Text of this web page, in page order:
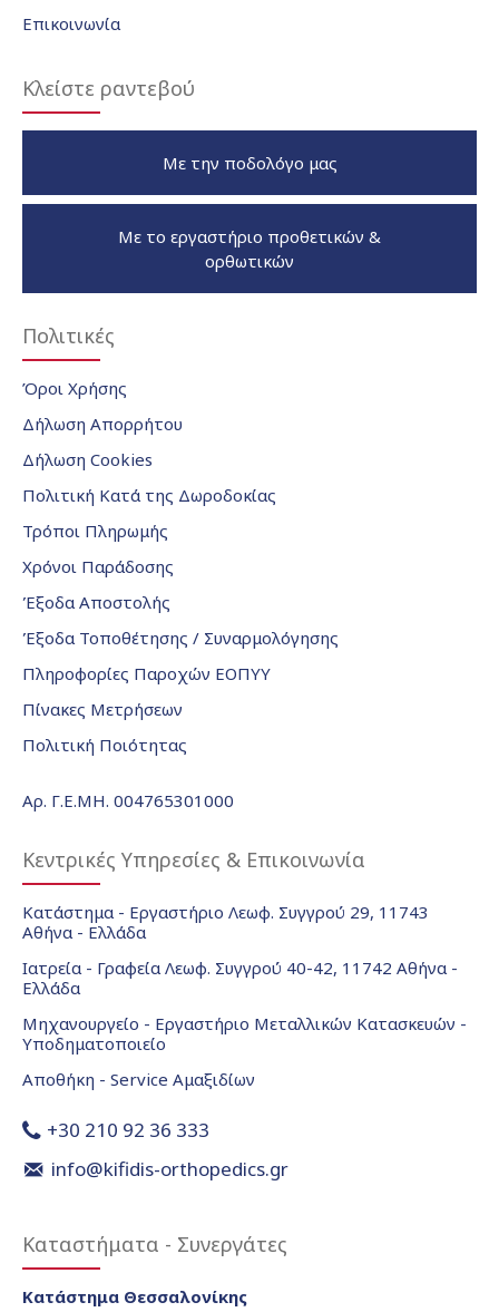
Επικοινωνία
Κλείστε ραντεβού
Με την ποδολόγο μας
Με το εργαστήριο προθετικών &
ορθωτικών
Πολιτικές
Όροι Χρήσης
Δήλωση Απορρήτου
Δήλωση Cookies
Πολιτική Κατά της Δωροδοκίας
Τρόποι Πληρωμής
Χρόνοι Παράδοσης
Έξοδα Αποστολής
Έξοδα Τοποθέτησης / Συναρμολόγησης
Πληροφορίες Παροχών ΕΟΠΥΥ
Πίνακες Μετρήσεων
Πολιτική Ποιότητας
Αρ. Γ.Ε.ΜΗ. 004765301000
Κεντρικές Υπηρεσίες & Επικοινωνία
Κατάστημα - Εργαστήριο Λεωφ. Συγγρού 29, 11743
Αθήνα - Ελλάδα
Ιατρεία - Γραφεία Λεωφ. Συγγρού 40-42, 11742 Αθήνα -
Ελλάδα
Μηχανουργείο - Εργαστήριο Μεταλλικών Κατασκευών -
Υποδηματοποιείο
Αποθήκη - Service Αμαξιδίων
+30 210 92 36 333
info@kifidis-orthopedics.gr
Καταστήματα - Συνεργάτες
Κατάστημα Θεσσαλονίκης